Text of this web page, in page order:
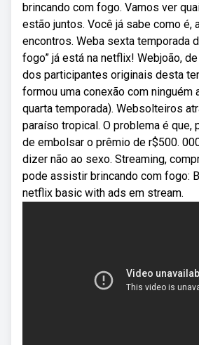
brincando com fogo. Vamos ver
estão juntos. Você já sabe como é,
encontros. Weba sexta temporada
fogo” já está na netflix! Webjoão,
dos participantes originais desta
formou uma conexão com ninguém
quarta temporada). Websolteiros
paraíso tropical. O problema é que,
de embolsar o prêmio de r$500.
dizer não ao sexo. Streaming,
pode assistir brincando com fogo:
netflix basic with ads em stream.